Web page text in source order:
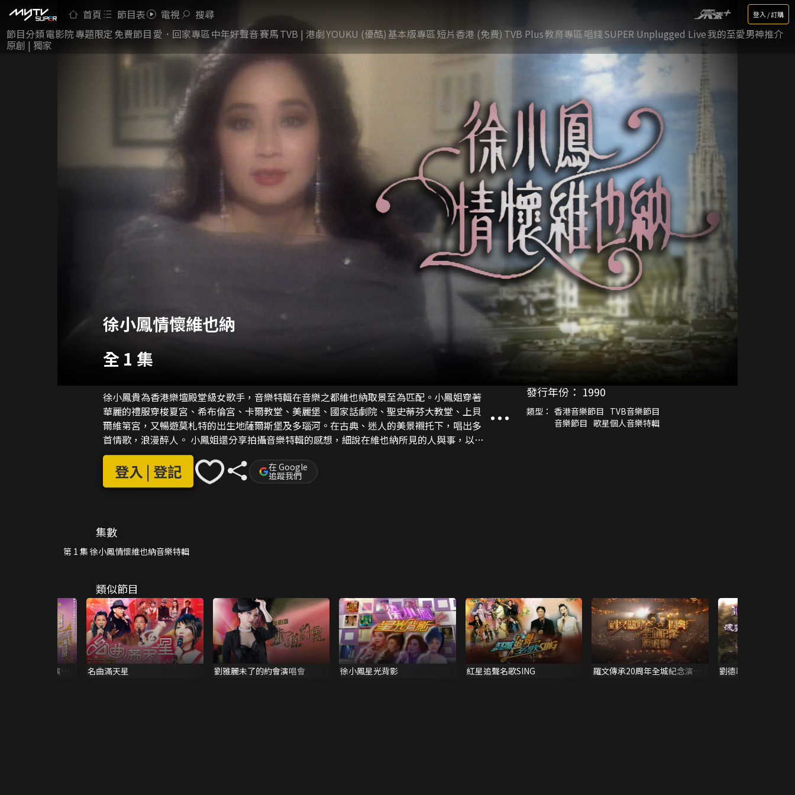
首頁 節目表 電視 搜尋 登入 / 訂購
節目分類電影院專題限定 免費節目 愛．回家專區中年好聲音賽馬TVB | 港劇YOUKU (優酷)基本版專區短片香港 (免費) TVB Plus教育專區唱錢SUPER Unplugged Live我的至愛男神推介
原創 | 獨家
徐小鳳情懷維也納
全 1 集
徐小鳳貴為香港樂壇殿堂級女歌手，音樂特輯在音樂之都維也納取景至為匹配。小鳳姐穿著
華麗的禮服穿梭夏宮、希布倫宮、卡爾教堂、美麗堡、國家話劇院、聖史蒂芬大教堂、上貝
爾維第宮，又暢遊莫札特的出生地薩爾斯堡及多瑙河。在古典、迷人的美景襯托下，唱出多
首情歌，浪漫醉人。 小鳳姐還分享拍攝音樂特輯的感想，細說在維也納所見的人與事，以及
對於音樂、事業、生活的所思所想。小鳳姐笑稱在維也納學會了說「德」文；而在拍攝過程
中，她更實現了成為香港小姐的夢想。
登入 | 登記 在 Google
追蹤我們
發行年份： 1990
類型： 香港音樂節目 TVB音樂節目
音樂節目 歌星個人音樂特輯
集數
第 1 集 徐小鳳情懷維也納音樂特輯
類似節目
廊ENCORE演唱 名曲滿天星 劉雅麗未了的約會演唱會 徐小鳳星光背影 紅星追聲名歌SING
羅文傳承20周年全城紀念演唱
劉德華音樂電影波